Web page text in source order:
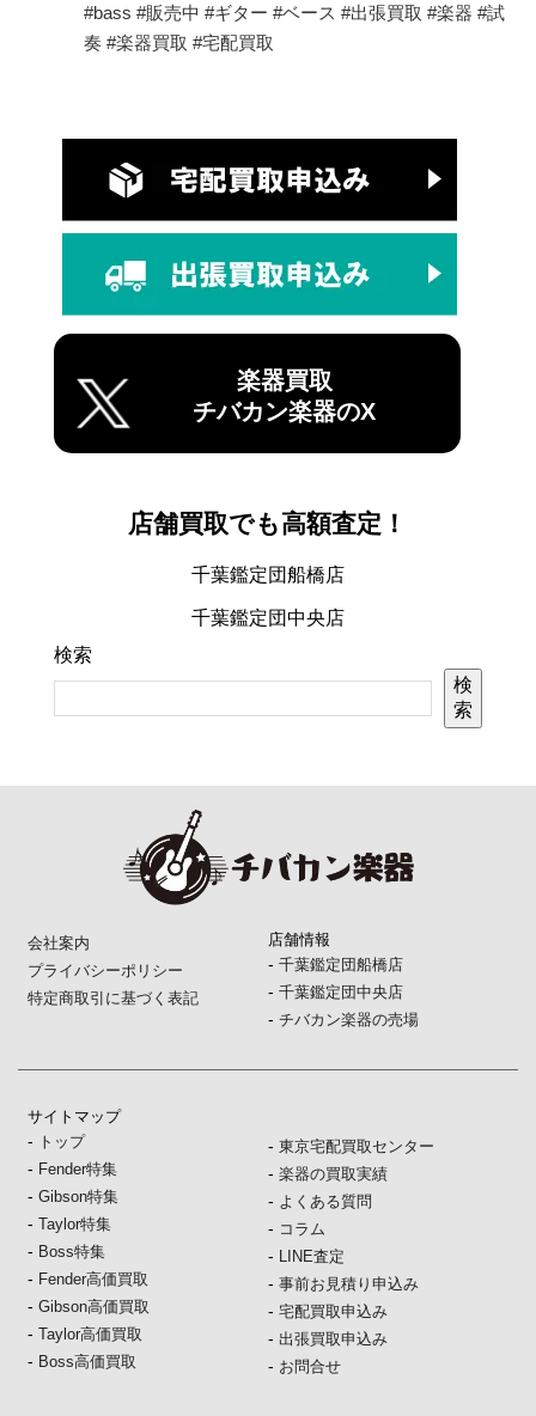
#bass #販売中 #ギター #ベース #出張買取 #楽器 #試
奏 #楽器買取 #宅配買取
楽器買取
チバカン楽器のX
店舗買取でも高額査定！
千葉鑑定団船橋店
千葉鑑定団中央店
検索
検
索
会社案内
プライバシーポリシー
特定商取引に基づく表記
店舗情報
- 千葉鑑定団船橋店
- 千葉鑑定団中央店
- チバカン楽器の売場
サイトマップ
- トップ
- Fender特集
-Gibson特集
-Taylor特集
- Boss特集
- Fender高価買取
-Gibson高価買取
-Taylor高価買取
- Boss高価買取
- 東京宅配買取センター
- 楽器の買取実績
- よくある質問
- コラム
- LINE査定
- 事前お見積り申込み
- 宅配買取申込み
- 出張買取申込み
- お問合せ